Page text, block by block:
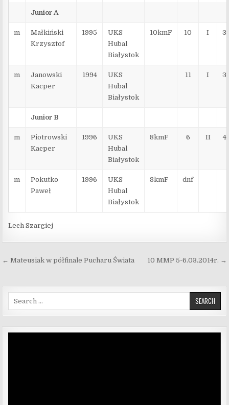
Junior A
m
Małkiński
Krzysztof
1995
UKS
Hubal
Białystok
10kmF 10 I 3
m
Janowski
Kacper
1994
UKS
Hubal
Białystok
11 I 3
Junior B
m
Piotrowski
Kacper
1996
UKS
Hubal
Białystok
8kmF 6 II 4
m
Pokutko
Paweł
1996
UKS
Hubal
Białystok
8kmF dnf
Lech Szargiej
Nawigacja wpisu 10 MMP 5-6.03.2014r. →
← Mateusiak w półfinale Pucharu Świata